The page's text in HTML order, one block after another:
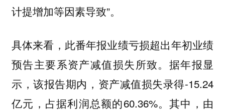
计提增加等因素导致”。
具体来看，此番年报业绩亏损超出年初业绩
预告主要系资产减值损失所致。据年报显
示，该报告期内，资产减值损失录得-15.24
亿元，占据利润总额的60.36%。其中，由